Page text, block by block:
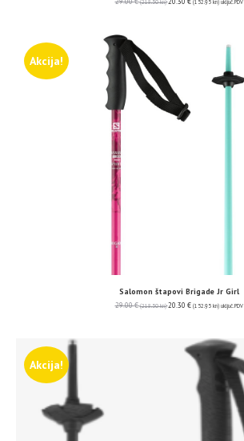
(218.50 kn) (152.95 kn) uključ. PDV
Akcija!
Salomon štapovi Brigade Jr Girl
29.00€ (218.50 kn) 20.30 € (152.95 kn) uključ. PDV
Akcija!